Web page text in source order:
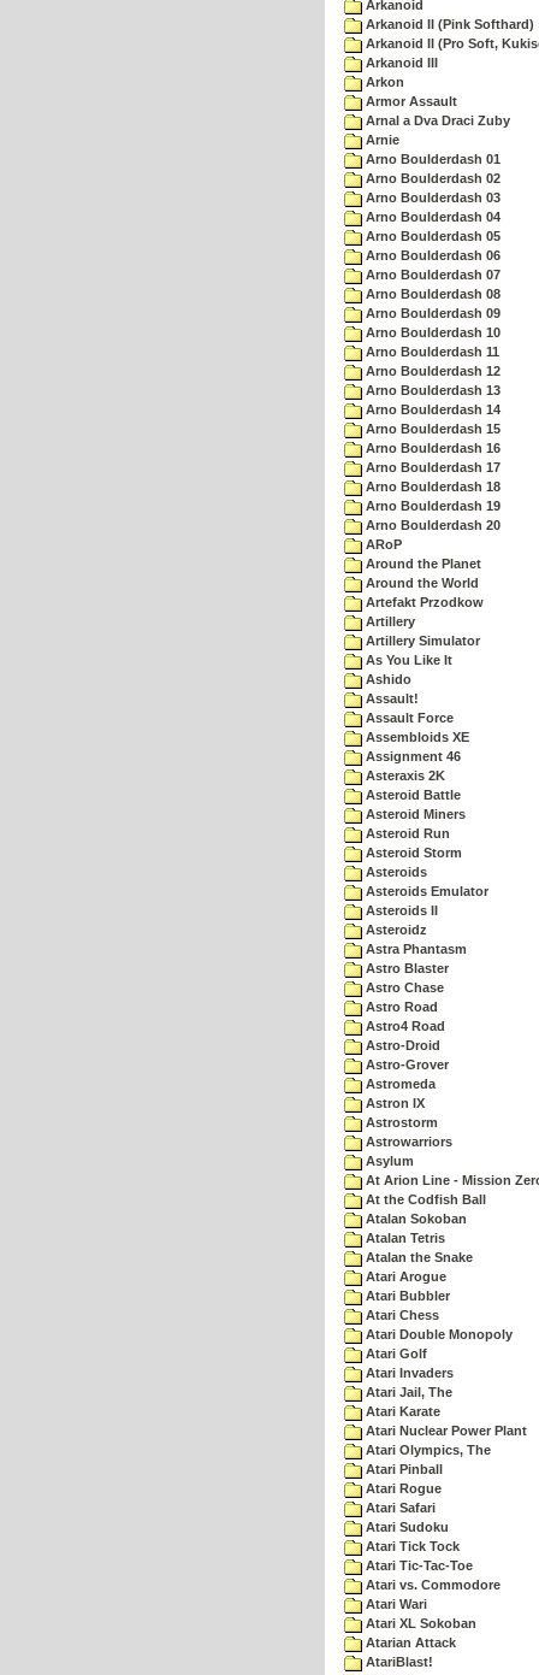
Arkanoid
Arkanoid II (Pink Softhard)
Arkanoid II (Pro Soft,
Arkanoid III
Arkon
Armor Assault
Arnal a Dva Draci Zuby
Arnie
Arno Boulderdash 01
Arno Boulderdash 02
Arno Boulderdash 03
Arno Boulderdash 04
Arno Boulderdash 05
Arno Boulderdash 06
Arno Boulderdash 07
Arno Boulderdash 08
Arno Boulderdash 09
Arno Boulderdash 10
Arno Boulderdash 11
Arno Boulderdash 12
Arno Boulderdash 13
Arno Boulderdash 14
Arno Boulderdash 15
Arno Boulderdash 16
Arno Boulderdash 17
Arno Boulderdash 18
Arno Boulderdash 19
Arno Boulderdash 20
ARoP
Around the Planet
Around the World
Artefakt Przodkow
Artillery
Artillery Simulator
As You Like It
Ashido
Assault!
Assault Force
Assembloids XE
Assignment 46
Asteraxis 2K
Asteroid Battle
Asteroid Miners
Asteroid Run
Asteroid Storm
Asteroids
Asteroids Emulator
Asteroids II
Asteroidz
Astra Phantasm
Astro Blaster
Astro Chase
Astro Road
Astro4 Road
Astro-Droid
Astro-Grover
Astromeda
Astron IX
Astrostorm
Astrowarriors
Asylum
At Arion Line - Mission
At the Codfish Ball
Atalan Sokoban
Atalan Tetris
Atalan the Snake
Atari Arogue
Atari Bubbler
Atari Chess
Atari Double Monopoly
Atari Golf
Atari Invaders
Atari Jail, The
Atari Karate
Atari Nuclear Power Plant
Atari Olympics, The
Atari Pinball
Atari Rogue
Atari Safari
Atari Sudoku
Atari Tick Tock
Atari Tic-Tac-Toe
Atari vs. Commodore
Atari Wari
Atari XL Sokoban
Atarian Attack
AtariBlast!